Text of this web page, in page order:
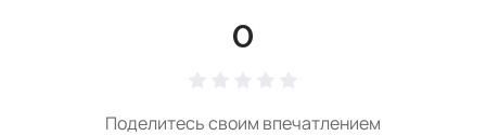
0
Поделитесь своим впечатлением